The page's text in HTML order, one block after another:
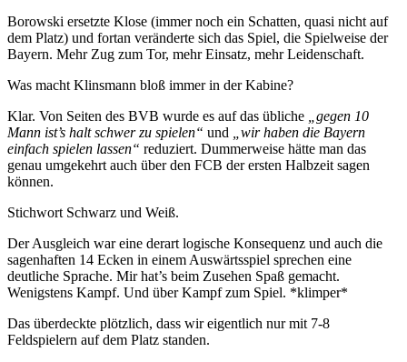
Borowski ersetzte Klose (immer noch ein Schatten, quasi nicht auf
dem Platz) und fortan veränderte sich das Spiel, die Spielweise der
Bayern. Mehr Zug zum Tor, mehr Einsatz, mehr Leidenschaft.
Was macht Klinsmann bloß immer in der Kabine?
Klar. Von Seiten des BVB wurde es auf das übliche
„gegen 10
Mann ist’s halt schwer zu spielen“ und
„wir haben die Bayern
einfach spielen lassen“ reduziert. Dummerweise hätte man das
genau umgekehrt auch über den FCB der ersten Halbzeit sagen
können.
Stichwort Schwarz und Weiß.
Der Ausgleich war eine derart logische Konsequenz und auch die
sagenhaften 14 Ecken in einem Auswärtsspiel sprechen eine
deutliche Sprache. Mir hat’s beim Zusehen Spaß gemacht.
Wenigstens Kampf. Und über Kampf zum Spiel. *klimper*
Das überdeckte plötzlich, dass wir eigentlich nur mit 7-8
Feldspielern auf dem Platz standen.